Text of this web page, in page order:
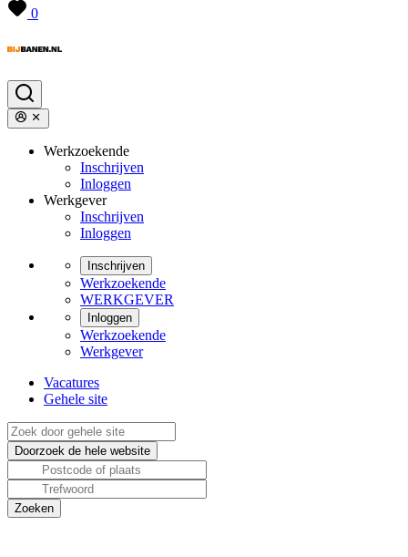
0
Werkzoekende
Inschrijven
Inloggen
Werkgever
Inschrijven
Inloggen
Inschrijven
Werkzoekende
WERKGEVER
Inloggen
Werkzoekende
Werkgever
Vacatures
Gehele site